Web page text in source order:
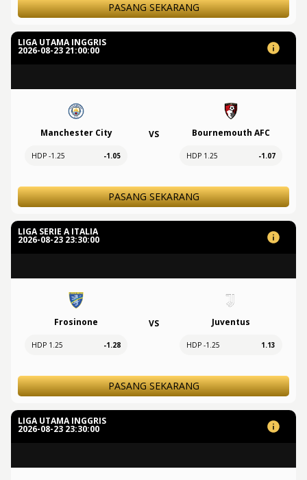
PASANG SEKARANG
LIGA UTAMA INGGRIS
2026-08-23 21:00:00
Manchester City
HDP -1.25 -1.05
VS Bournemouth AFC
HDP 1.25 -1.07
PASANG SEKARANG
LIGA SERIE A ITALIA
2026-08-23 23:30:00
Frosinone
HDP 1.25 -1.28
VS Juventus
HDP -1.25 1.13
PASANG SEKARANG
LIGA UTAMA INGGRIS
2026-08-23 23:30:00